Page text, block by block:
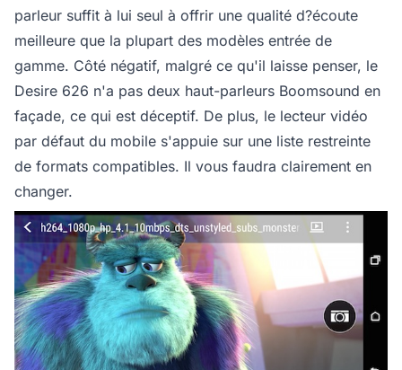
parleur suffit à lui seul à offrir une qualité d?écoute
meilleure que la plupart des modèles entrée de
gamme. Côté négatif, malgré ce qu'il laisse penser, le
Desire 626 n'a pas deux haut-parleurs Boomsound en
façade, ce qui est déceptif. De plus, le lecteur vidéo
par défaut du mobile s'appuie sur une liste restreinte
de formats compatibles. Il vous faudra clairement en
changer.